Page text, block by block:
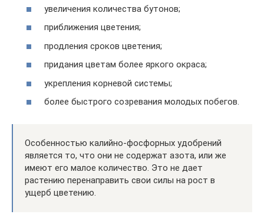
увеличения количества бутонов;
приближения цветения;
продления сроков цветения;
придания цветам более яркого окраса;
укрепления корневой системы;
более быстрого созревания молодых побегов.
Особенностью калийно-фосфорных удобрений
является то, что они не содержат азота, или же
имеют его малое количество. Это не дает
растению перенаправить свои силы на рост в
ущерб цветению.